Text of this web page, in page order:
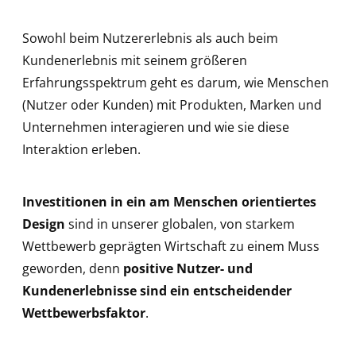
Sowohl beim Nutzererlebnis als auch beim
Kundenerlebnis mit seinem größeren
Erfahrungsspektrum geht es darum, wie Menschen
(Nutzer oder Kunden) mit Produkten, Marken und
Unternehmen interagieren und wie sie diese
Interaktion erleben.
Investitionen in ein am Menschen orientiertes
Design sind in unserer globalen, von starkem
Wettbewerb geprägten Wirtschaft zu einem Muss
geworden, denn positive Nutzer- und
Kundenerlebnisse sind ein entscheidender
Wettbewerbsfaktor.